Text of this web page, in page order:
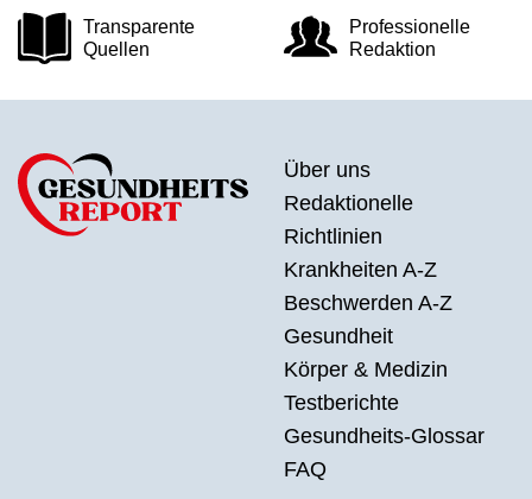
Transparente
Quellen
Professionelle
Redaktion
Über uns
Redaktionelle
Richtlinien
Krankheiten A-Z
Beschwerden A-Z
Gesundheit
Körper & Medizin
Testberichte
Gesundheits-Glossar
FAQ